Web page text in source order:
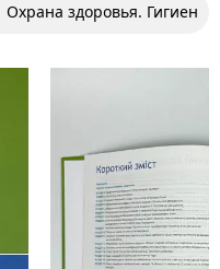
Охрана здоровья. Гигиена